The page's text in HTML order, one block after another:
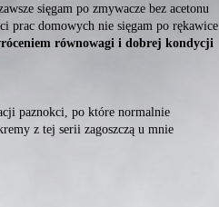
sięgam po zmywacze bez acetonu
prac domowych nie sięgam po rękawice
równowagi i dobrej kondycji
paznokci, po które normalnie
z tej serii zagoszczą u mnie